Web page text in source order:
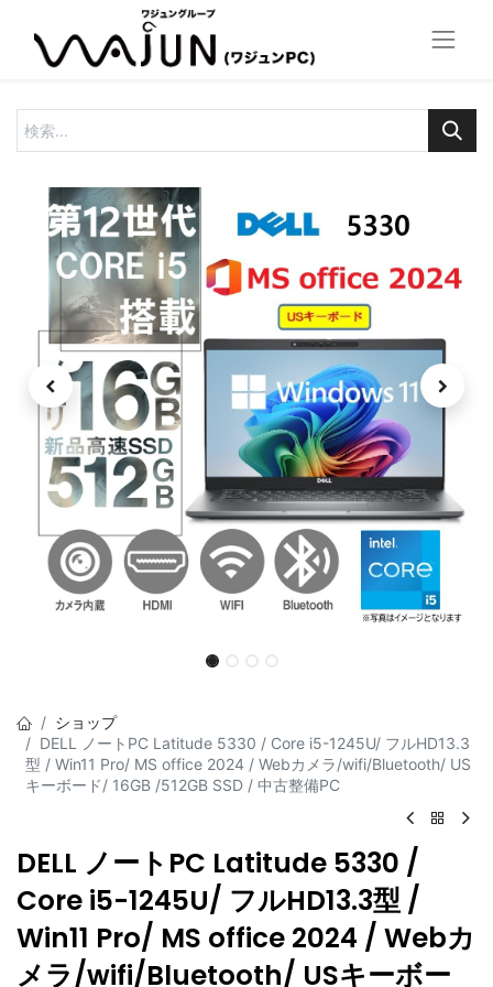
ショップ
DELL ノートPC Latitude 5330 / Core i5-1245U/ フルHD13.3
型 / Win11 Pro/ MS office 2024 / Webカメラ/wifi/Bluetooth/ US
キーボード/ 16GB /512GB SSD / 中古整備PC
DELL ノートPC Latitude 5330 /
Core i5-1245U/ フルHD13.3型 /
Win11 Pro/ MS office 2024 / Webカ
メラ/wifi/Bluetooth/ USキーボー